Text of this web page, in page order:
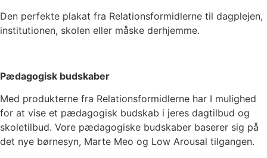
Den perfekte plakat fra Relationsformidlerne til dagplejen,
institutionen, skolen eller måske derhjemme.
Pædagogisk budskaber
Med produkterne fra Relationsformidlerne har I mulighed
for at vise et pædagogisk budskab i jeres dagtilbud og
skoletilbud. Vore pædagogiske budskaber baserer sig på
det nye børnesyn, Marte Meo og Low Arousal tilgangen.